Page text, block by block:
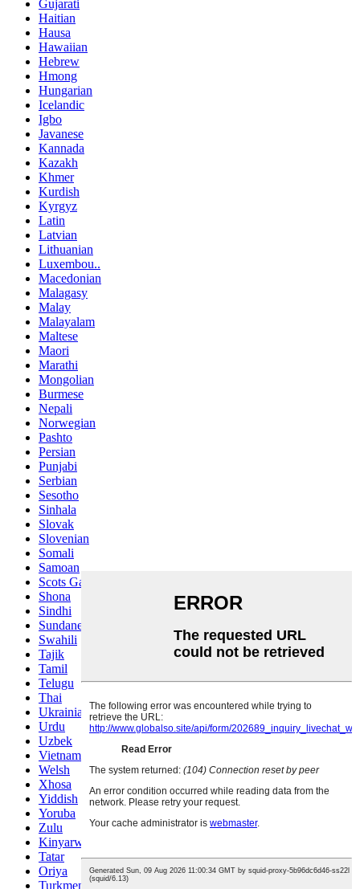
Gujarati
Haitian
Hausa
Hawaiian
Hebrew
Hmong
Hungarian
Icelandic
Igbo
Javanese
Kannada
Kazakh
Khmer
Kurdish
Kyrgyz
Latin
Latvian
Lithuanian
Luxembou..
Macedonian
Malagasy
Malay
Malayalam
Maltese
Maori
Marathi
Mongolian
Burmese
Nepali
Norwegian
Pashto
Persian
Punjabi
Serbian
Sesotho
Sinhala
Slovak
Slovenian
Somali
Samoan
Scots Gaelic
Shona
Sindhi
Sundanese
Swahili
Tajik
Tamil
Telugu
Thai
Ukrainian
Urdu
Uzbek
Vietnamese
Welsh
Xhosa
Yiddish
Yoruba
Zulu
Kinyarwanda
Tatar
Oriya
Turkmen